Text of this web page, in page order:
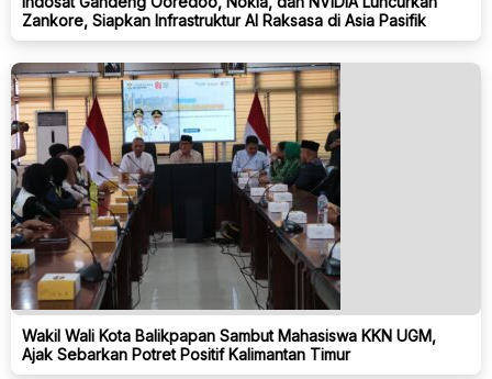
Zankore, Siapkan Infrastruktur AI Raksasa di Asia Pasifik
Wakil Wali Kota Balikpapan Sambut Mahasiswa KKN UGM,
Ajak Sebarkan Potret Positif Kalimantan Timur